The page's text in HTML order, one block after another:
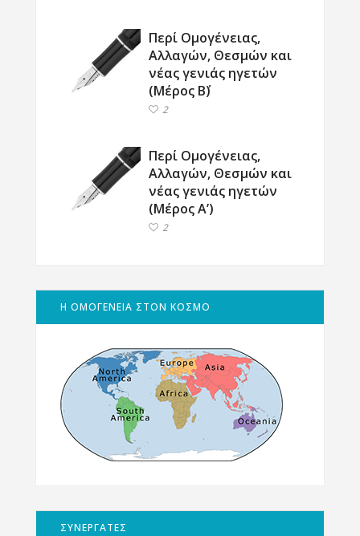
Περί Ομογένειας,
Αλλαγών, Θεσμών και
νέας γενιάς ηγετών
(Μέρος Β΄)
2
Περί Ομογένειας,
Αλλαγών, Θεσμών και
νέας γενιάς ηγετών
(Μέρος Α’)
2
Η ΟΜΟΓΕΝΕΙΑ ΣΤΟΝ ΚΟΣΜΟ
ΣΥΝΕΡΓΑΤΕΣ